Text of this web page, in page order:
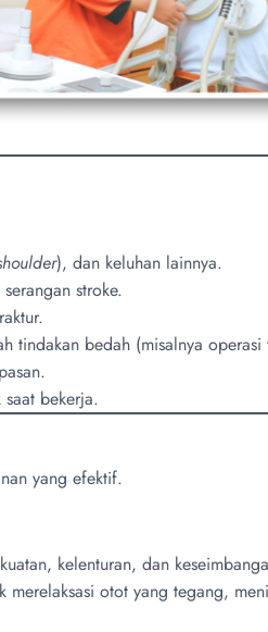
), dan keluhan lainnya.
stroke.
tindakan bedah (misalnya
bekerja.
yang efektif.
kelenturan, dan
merelaksasi otot yang tegang,